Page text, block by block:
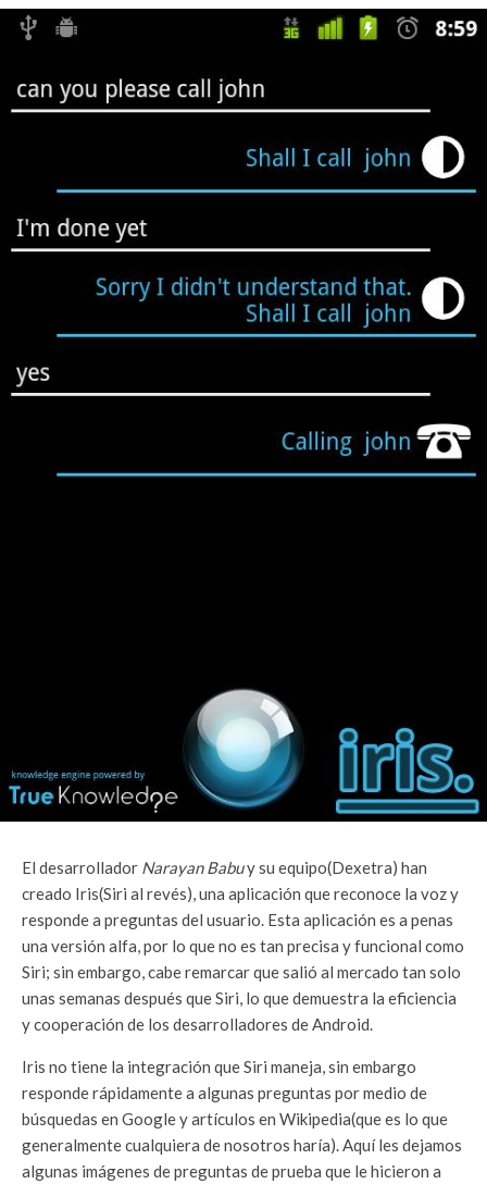
El desarrollador Narayan Babuy su equipo(Dexetra) han
creado Iris(Siri al revés), una aplicación que reconoce la voz y
responde a preguntas del usuario. Esta aplicación es a penas
una versión alfa, por lo que no es tan precisa y funcional como
Siri; sin embargo, cabe remarcar que salió al mercado tan solo
unas semanas después que Siri, lo que demuestra la eficiencia
y cooperación de los desarrolladores de Android.
Iris no tiene la integración que Siri maneja, sin embargo
responde rápidamente a algunas preguntas por medio de
búsquedas en Google y artículos en Wikipedia(que es lo que
generalmente cualquiera de nosotros haría). Aquí les dejamos
algunas imágenes de preguntas de prueba que le hicieron a